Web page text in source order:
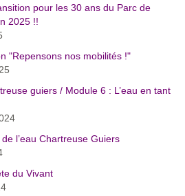
pour les 30 ans du Parc de
2025 !!
"Repensons nos mobilités !"
guiers / Module 6 : L’eau en tant
l’eau Chartreuse Guiers
du Vivant